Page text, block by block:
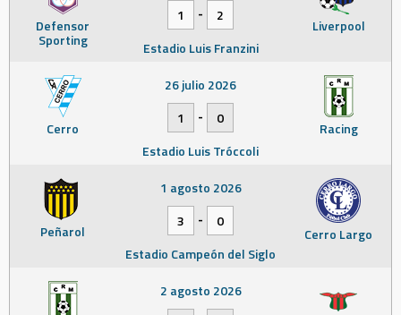
Defensor
Sporting
Liverpool
1
-
2
Estadio Luis Franzini
Cerro Racing
26 julio 2026
1
-
0
Estadio Luis Tróccoli
Peñarol Cerro Largo
1 agosto 2026
3
-
0
Estadio Campeón del Siglo
2 agosto 2026